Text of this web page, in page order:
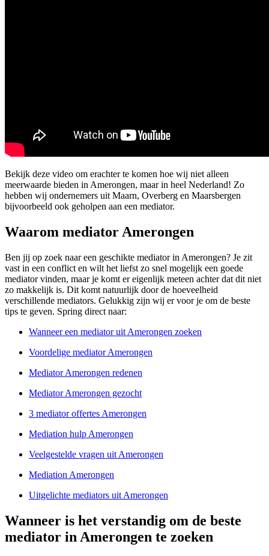
Bekijk deze video om erachter te komen hoe wij niet alleen
meerwaarde bieden in Amerongen, maar in heel Nederland! Zo
hebben wij ondernemers uit Maarn, Overberg en Maarsbergen
bijvoorbeeld ook geholpen aan een mediator.
Waarom mediator Amerongen
Ben jij op zoek naar een geschikte mediator in Amerongen? Je zit
vast in een conflict en wilt het liefst zo snel mogelijk een goede
mediator vinden, maar je komt er eigenlijk meteen achter dat dit niet
zo makkelijk is. Dit komt natuurlijk door de hoeveelheid
verschillende mediators. Gelukkig zijn wij er voor je om de beste
tips te geven. Spring direct naar:
Wanneer een mediator uit Amerongen zoeken
Voordelige mediator Amerongen
Mediator Amerongen redenen
Mediator Amerongen gezocht
3 mediator offertes Amerongen
Mediation hulp Amerongen
Veelgestelde vragen uit Amerongen
Mediation Amerongen
Uitgelichte mediators uit Amerongen
Wanneer is het verstandig om de beste
mediator in Amerongen te zoeken